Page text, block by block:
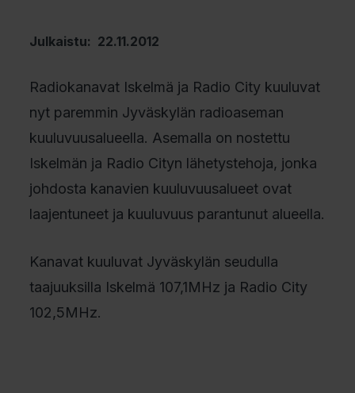
Julkaistu: 22.11.2012
Radiokanavat Iskelmä ja Radio City kuuluvat
nyt paremmin Jyväskylän radioaseman
kuuluvuusalueella. Asemalla on nostettu
Iskelmän ja Radio Cityn lähetystehoja, jonka
johdosta kanavien kuuluvuusalueet ovat
laajentuneet ja kuuluvuus parantunut alueella.
Kanavat kuuluvat Jyväskylän seudulla
taajuuksilla Iskelmä 107,1MHz ja Radio City
102,5MHz.